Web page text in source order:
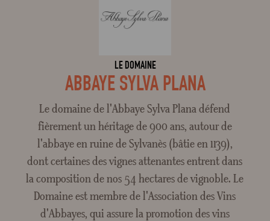
LE DOMAINE
ABBAYE SYLVA PLANA
Le domaine de l'Abbaye Sylva Plana défend
fièrement un héritage de 900 ans, autour de
l'abbaye en ruine de Sylvanès (bâtie en 1139),
dont certaines des vignes attenantes entrent dans
la composition de nos 54 hectares de vignoble. Le
Domaine est membre de l'Association des Vins
d'Abbayes, qui assure la promotion des vins